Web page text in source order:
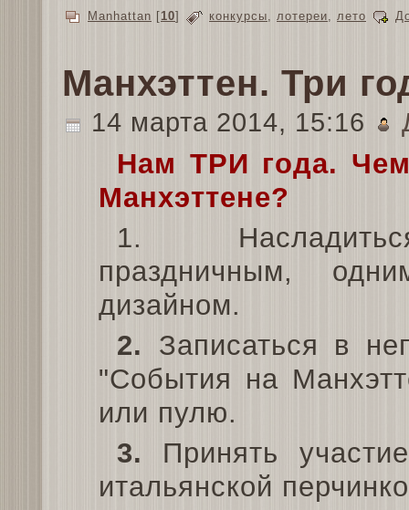
Manhattan [10] конкурсы, лотереи, лето
Манхэттен. Три
14 марта 2014, 15:16
Нам ТРИ года.
Манхэттене?
1.
праздничным,
дизайном.
2. Записаться в
"События на
или пулю.
3. Принять
итальянской